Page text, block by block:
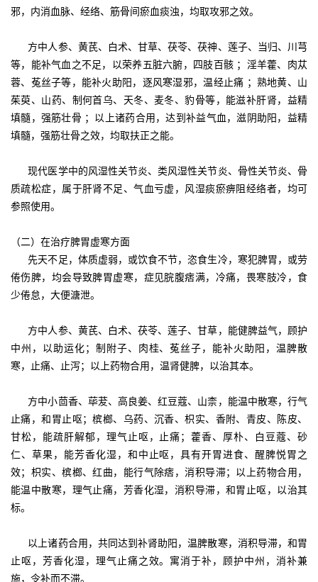
邪，内消血脉、经络、筋骨间瘀血痰浊，均取攻邪之效。
方中人参、黄芪、白术、甘草、茯苓、茯神、莲子、当归、川芎
等，能补气血之不足，以荣养五脏六腑，四肢百骸 ；淫羊藿、肉苁
蓉、菟丝子等，能补火助阳，逐风寒湿邪，温经止痛 ；熟地黄、山
茱萸、山药、制何首乌、天冬、麦冬、豹骨等，能滋补肝肾，益精
填髓，强筋壮骨 ；以上诸药合用，达到补益气血，滋阴助阳，益精
填髓，强筋壮骨之效，均取扶正之能。
现代医学中的风湿性关节炎、类风湿性关节炎、骨性关节炎、骨
质疏松症，属于肝肾不足、气血亏虚，风湿痰瘀痹阻经络者，均可
参照使用。
（二）在治疗脾胃虚寒方面
先天不足，体质虚弱，或饮食不节，恣食生冷，寒犯脾胃，或劳
倦伤脾，均会导致脾胃虚寒，症见脘腹痞满，冷痛，畏寒肢冷，食
少倦怠，大便溏泄。
方中人参、黄芪、白术、茯苓、莲子、甘草，能健脾益气，顾护
中州，以助运化；制附子、肉桂、菟丝子，能补火助阳，温脾散
寒，止痛、止泻；以上药物合用，温肾健脾，以治其本。
方中小茴香、荜茇、高良姜、红豆蔻、山柰，能温中散寒，行气
止痛，和胃止呕；槟榔、乌药、沉香、枳实、香附、青皮、陈皮、
甘松，能疏肝解郁，理气止呕，止痛；藿香、厚朴、白豆蔻、砂
仁、草果，能芳香化湿，和中止呕，具有开胃进食、醒脾悦胃之
效；枳实、槟榔、红曲，能行气除痞，消积导滞；以上药物合用，
能温中散寒，理气止痛，芳香化湿，消积导滞，和胃止呕，以治其
标。
以上诸药合用，共同达到补肾助阳，温脾散寒，消积导滞，和胃
止呕，芳香化湿，理气止痛之效。寓消于补，顾护中州，消补兼
施，令补而不滞。